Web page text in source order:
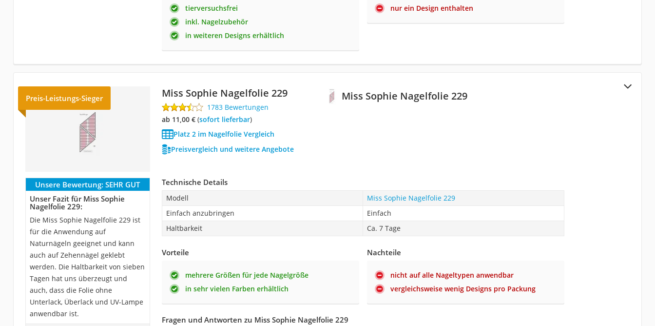
tierversuchsfrei
inkl. Nagelzubehör
in weiteren Designs erhältlich
nur ein Design enthalten
Miss Sophie Nagelfolie 229
Preis-Leistungs-Sieger Miss Sophie Nagelfolie 229
1783 Bewertungen
ab 11,00 €( Sofort lieferbar)
Platz 2 im Nagelfolie Vergleich
Preisvergleich und weitere Angebote
Unsere Bewertung: SEHR GUT
Unser Fazit für Miss Sophie
Nagelfolie 229:
Die Miss Sophie Nagelfolie 229 ist
für die Anwendung auf
Naturnägeln geeignet und kann
auch auf Zehennägel geklebt
werden. Die Haltbarkeit von sieben
Tagen hat uns überzeugt und
auch, dass die Folie ohne
Unterlack, Überlack und UV-Lampe
anwendbar ist.
Technische Details
Modell
Miss Sophie Nagelfolie 229
Einfach anzubringen
Einfach
Haltbarkeit
Ca. 7 Tage
Vorteile
mehrere Größen für jede Nagelgröße
in sehr vielen Farben erhältlich
Nachteile
nicht auf alle Nageltypen anwendbar
vergleichsweise wenig Designs pro Packung
Fragen und Antworten zu Miss Sophie Nagelfolie 229